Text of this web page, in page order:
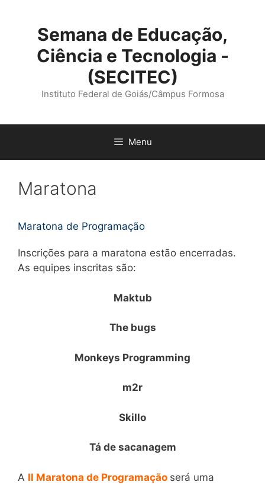
conteúdo
Semana de Educação,
Ciência e Tecnologia -
(SECITEC)
Instituto Federal de Goiás/Câmpus Formosa
Menu
Maratona
Maratona de Programação
Inscrições para a maratona estão encerradas.
As equipes inscritas são:
Maktub
The bugs
Monkeys Programming
m2r
Skillo
Tá de sacanagem
A II Maratona de Programação será uma